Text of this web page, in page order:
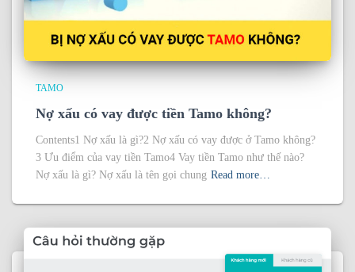
TAMO
Nợ xấu có vay được tiền Tamo không?
Contents1 Nợ xấu là gì?2 Nợ xấu có vay được ở Tamo không?
3 Ưu điểm của vay tiền Tamo4 Vay tiền Tamo như thế nào?
Nợ xấu là gì? Nợ xấu là tên gọi chung Read more…